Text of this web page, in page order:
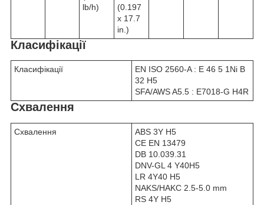
lb/h)
(0.197
x 17.7
in.)
Класифікації
Класифікації
EN ISO 2560-A : E 46 5 1Ni B
32 H5
SFA/AWS A5.5 : E7018-G H4R
Схвалення
Схвалення
ABS 3Y H5
CE EN 13479
DB 10.039.31
DNV-GL 4 Y40H5
LR 4Y40 H5
NAKS/HAKC 2.5-5.0 mm
RS 4Y H5